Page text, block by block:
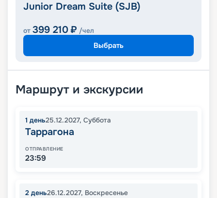
Junior Dream Suite (SJB)
от 399 210 ₽ /чел
Выбрать
Маршрут и экскурсии
1 день25.12.2027, Суббота
Таррагона
ОТПРАВЛЕНИЕ
23:59
2 день26.12.2027, Воскресенье